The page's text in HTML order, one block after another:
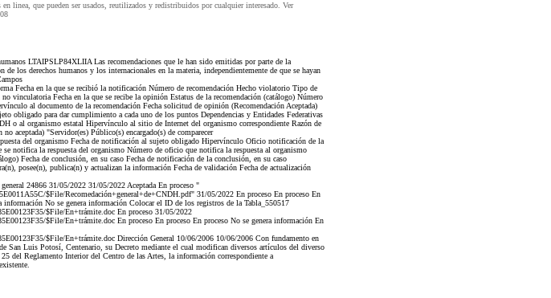
linea, que pueden ser usados, reutilizados y redistribuidos por cualquier interesado. Ver
LTAIPSLP84XLIIA Las recomendaciones que le han sido emitidas por parte de la
los derechos humanos y los internacionales en la materia, independientemente de que se hayan
Fecha en la que se recibió la notificación Número de recomendación Hecho violatorio Tipo de
vinculatoria Fecha en la que se recibe la opinión Estatus de la recomendación (catálogo) Número
al documento de la recomendación Fecha solicitud de opinión (Recomendación Aceptada)
obligado para dar cumplimiento a cada uno de los puntos Dependencias y Entidades Federativas
o al organismo estatal Hipervínculo al sitio de Internet del organismo correspondiente Razón de
aceptada) "Servidor(es) Público(s) encargado(s) de comparecer
del organismo Fecha de notificación al sujeto obligado Hipervínculo Oficio notificación de la
notifica la respuesta del organismo Número de oficio que notifica la respuesta al organismo
Fecha de conclusión, en su caso Fecha de notificación de la conclusión, en su caso
posee(n), publica(n) y actualizan la información Fecha de validación Fecha de actualización
24866 31/05/2022 31/05/2022 Aceptada En proceso "
$File/Recomedación+general+de+CNDH.pdf" 31/05/2022 En proceso En proceso En
información No se genera información Colocar el ID de los registros de la Tabla_550517
$File/En+trámite.doc En proceso 31/05/2022
$File/En+trámite.doc En proceso En proceso En proceso No se genera información En
$File/En+trámite.doc Dirección General 10/06/2006 10/06/2006 Con fundamento en
San Luis Potosí, Centenario, su Decreto mediante el cual modifican diversos artículos del diverso
del Reglamento Interior del Centro de las Artes, la información correspondiente a